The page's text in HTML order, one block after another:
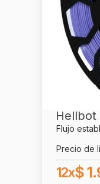
Hellbot
Flujo
Precio de
12x$